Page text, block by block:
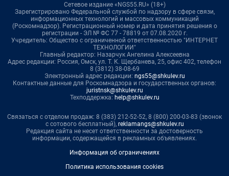
Сетевое издание «NGS55.RU» (18+)
Зарегистрировано Федеральной службой по надзору в сфере связи,
информационных технологий и массовых коммуникаций
(Роскомнадзор). Регистрационный номер и дата принятия решения о
регистрации - ЭЛ № ФС 77 - 78819 от 07.08.2020 г.
Учредитель: Общество с ограниченной ответственностью "ИНТЕРНЕТ
ТЕХНОЛОГИИ"
Главный редактор: Назарчук Ангелина Алексеевна
Адрес редакции: Россия, Омск, ул. Т. К. Щербанева, 25, офис 402, телефон
8 (3812) 38-08-69
Электронный адрес редакции: ngs55@shkulev.ru
Контактные данные для Роскомнадзора и государственных органов:
juristnsk@shkulev.ru
Техподдержка: help@shkulev.ru
Связаться с отделом продаж: 8 (383) 212-52-52, 8 (800) 200-03-83 (звонок
с сотового бесплатный), reklamangs@shkulev.ru
Редакция сайта не несет ответственности за достоверность
информации, содержащейся в рекламных объявлениях.
Информация об ограничениях
Политика использования cookies